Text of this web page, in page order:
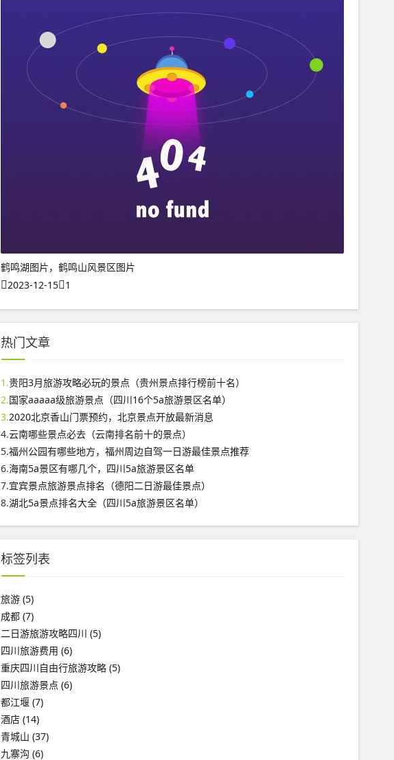
鹤鸣湖图片，鹤鸣山风景区图片
2023-12-15 1
热门文章
1.贵阳3月旅游攻略必玩的景点（贵州景点排行榜前十名）
2.国家aaaaa级旅游景点（四川16个5a旅游景区名单）
3.2020北京香山门票预约，北京景点开放最新消息
4.云南哪些景点必去（云南排名前十的景点）
5.福州公园有哪些地方，福州周边自驾一日游最佳景点推荐
6.海南5a景区有哪几个，四川5a旅游景区名单
7.宜宾景点旅游景点排名（德阳二日游最佳景点）
8.湖北5a景点排名大全（四川5a旅游景区名单）
标签列表
旅游 (5)
成都 (7)
二日游旅游攻略四川 (5)
四川旅游费用 (6)
重庆四川自由行旅游攻略 (5)
四川旅游景点 (6)
都江堰 (7)
酒店 (14)
青城山 (37)
九寨沟 (6)